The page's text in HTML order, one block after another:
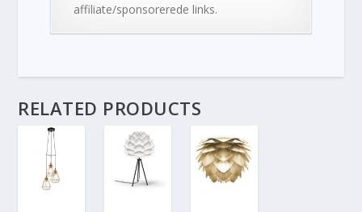
affiliate/sponsorerede links.
RELATED PRODUCTS